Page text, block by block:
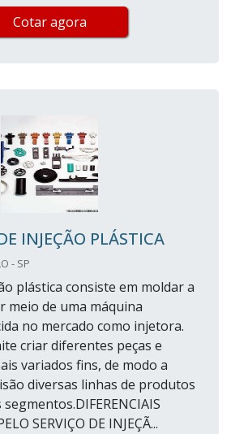
Cotar agora
INJEÇÃO PLÁSTICA
- SP
plástica consiste em moldar a
meio de uma máquina
no mercado como injetora.
criar diferentes peças e
variados fins, de modo a
diversas linhas de produtos
SERVIÇO DE INJEÇÃ...